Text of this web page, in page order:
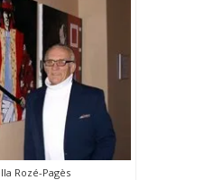
Rozé-Pagès